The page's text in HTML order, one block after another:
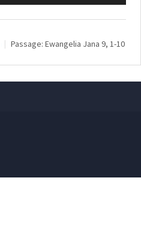
Passage: Ewangelia Jana 9, 1-10